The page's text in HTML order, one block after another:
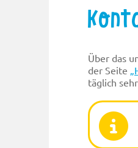
Über das
der Seite
täglich